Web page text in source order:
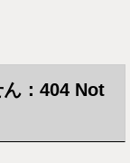
：404 Not